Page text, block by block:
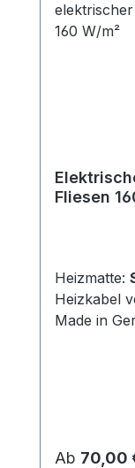
Fliesen
Heizmatte:
Heizkabel
Made in
Regulärer
Ab 70,00